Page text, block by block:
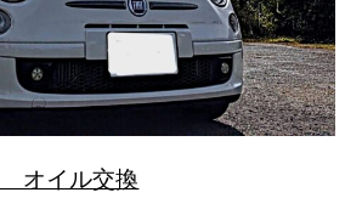
オイル交換